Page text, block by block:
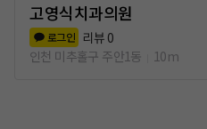
고영식치과의원
로그인 리뷰 0
인천 미추홀구 주안1동
10m